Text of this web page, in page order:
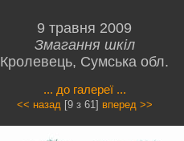
9 травня 2009
Змагання шкіл
Кролевець, Сумська обл.
... до галереї ...
<< назад [9 з 61] вперед >>